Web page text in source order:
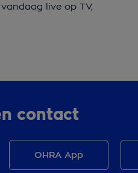
live op TV,
contact
OHRA App